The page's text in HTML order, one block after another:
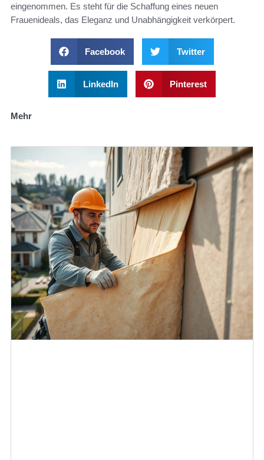
eingenommen. Es steht für die Schaffung eines neuen
Frauenideals, das Eleganz und Unabhängigkeit verkörpert.
Facebook Twitter
LinkedIn Pinterest
Mehr